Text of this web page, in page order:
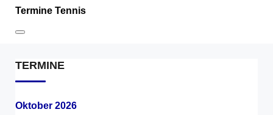
Termine Tennis
TERMINE
Oktober 2026